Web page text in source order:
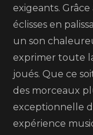
exigeants.
éclisses en
un son
exprimer toute
joués. Que ce
des morceaux
exceptionnelle
expérience